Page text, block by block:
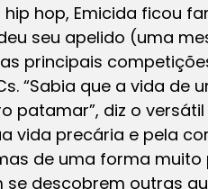
hop, Emicida ficou
seu apelido (uma
principais
“Sabia que a vida de
patamar”, diz o
vida precária e pela
de uma forma
descobrem outras